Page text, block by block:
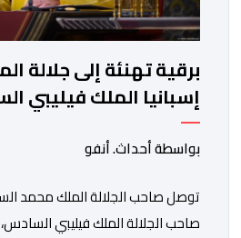
برقية تهنئة إلى جلالة
إسبانيا الملك فيليبي
عيد العرش المجيد
بواسطة أحداث. أنفو
توصل صاحب الجلالة الملك محمد
صاحب الجلالة الملك فيليبي